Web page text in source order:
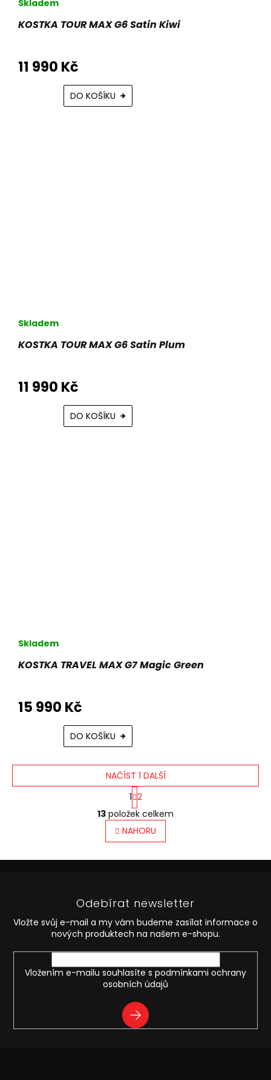
KOSTKA TOUR MAX G6 Satin Kiwi
Skladem
11 990 Kč
DO KOŠÍKU
KOSTKA TOUR MAX G6 Satin Plum
Skladem
11 990 Kč
DO KOŠÍKU
KOSTKA TRAVEL MAX G7 Magic Green
Skladem
15 990 Kč
DO KOŠÍKU
O
v
l
á
p
r
v
k
v
ý
p
i
s
u
NAČÍST 1 DALŠÍ
S
t
r
á
n
k
v
1 2
13 položek celkem
NAHORU
Z
Odebírat newsletter
Vložte svůj e-mail a my vám budeme zasílat informace o
nových produktech na našem e-shopu.
Vložením e-mailu souhlasíte s podmínkami ochrany
osobních údajů
PŘIHLÁSIT
SE